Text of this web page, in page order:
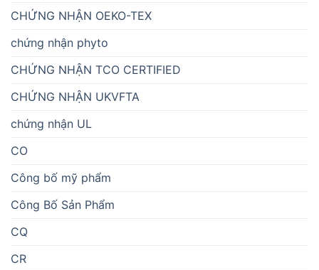
CHỨNG NHẬN OEKO-TEX
chứng nhận phyto
CHỨNG NHẬN TCO CERTIFIED
CHỨNG NHẬN UKVFTA
chứng nhận UL
CO
Công bố mỹ phẩm
Công Bố Sản Phẩm
CQ
CR